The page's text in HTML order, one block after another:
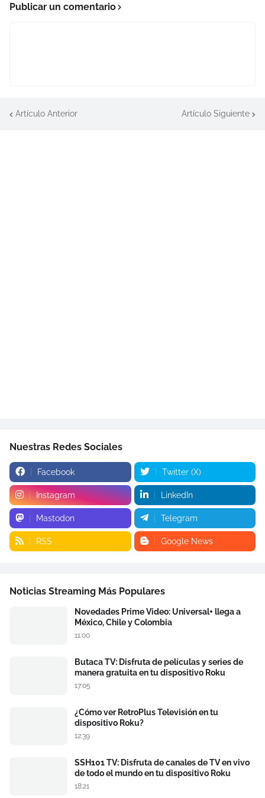
Publicar un comentario
Artículo Anterior Artículo Siguiente
Nuestras Redes Sociales
Facebook Twitter (X)
Instagram LinkedIn
Mastodon Telegram
RSS Google News
Noticias Streaming Más Populares
Novedades Prime Video: Universal+ llega a
México, Chile y Colombia
11:00
Butaca TV: Disfruta de películas y series de
manera gratuita en tu dispositivo Roku
17:05
¿Cómo ver RetroPlus Televisión en tu
dispositivo Roku?
12:39
SSH101 TV: Disfruta de canales de TV en vivo
de todo el mundo en tu dispositivo Roku
18:21